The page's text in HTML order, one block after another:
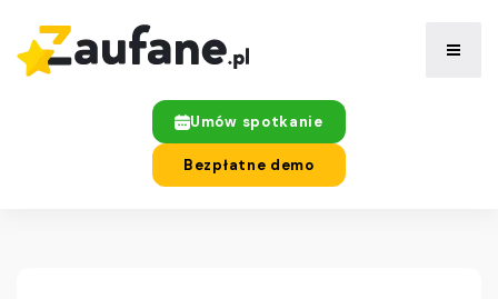
Umów spotkanie
Bezpłatne demo